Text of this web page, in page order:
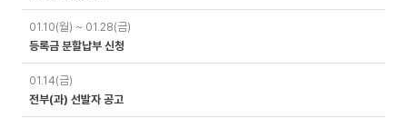
01.10(월) ~ 01.28(금)
등록금 분할납부 신청
01.14(금)
전부(과) 선발자 공고